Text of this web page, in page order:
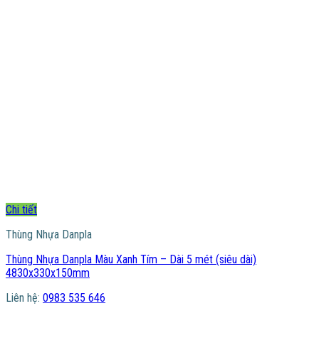
Chi tiết
Thùng Nhựa Danpla
Thùng Nhựa Danpla Màu Xanh Tím – Dài 5 mét (siêu dài)
4830x330x150mm
Liên hệ: 0983 535 646